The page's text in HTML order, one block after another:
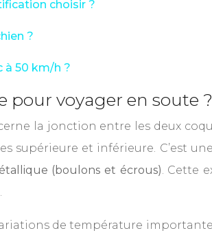
choisir ?
?
à 50 km/h ?
pour voyager en soute ?
la jonction entre les deux
supérieure et inférieure. C’est
(boulons et écrous). Cette
de température